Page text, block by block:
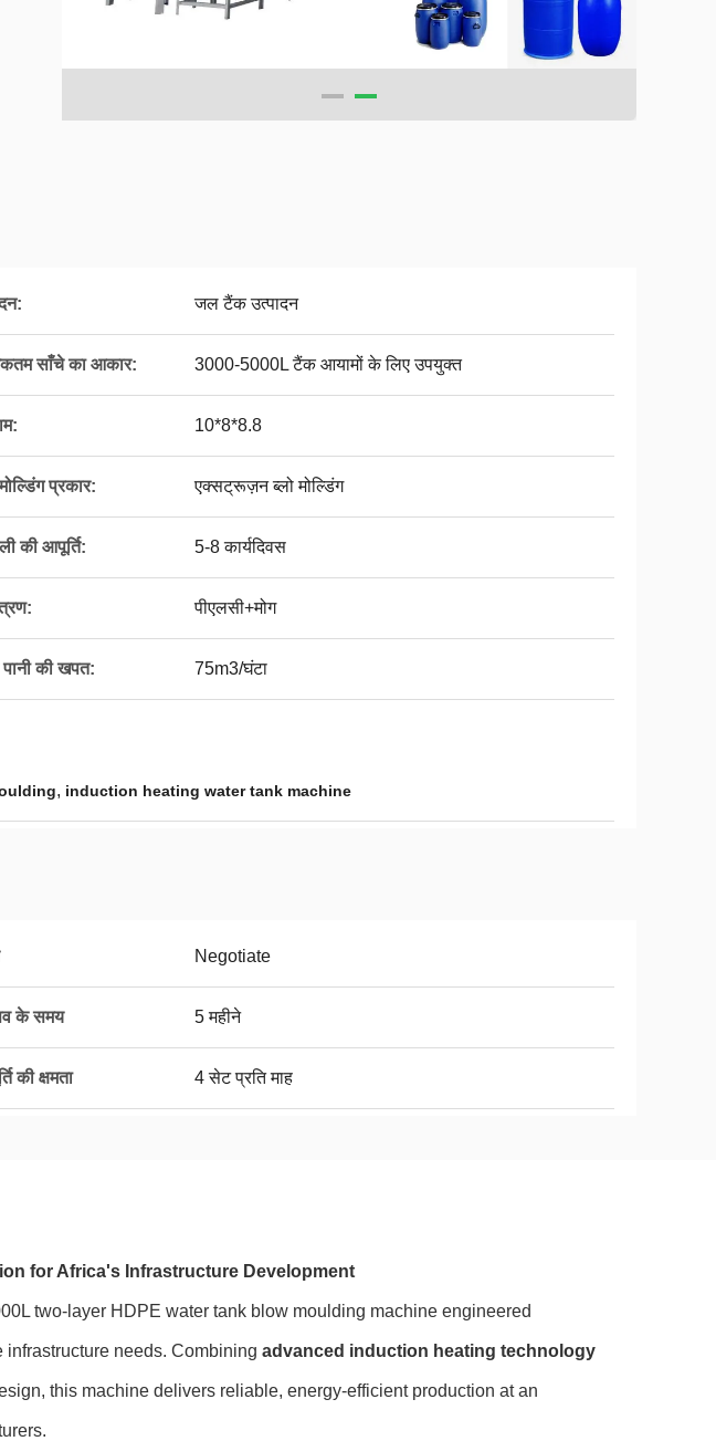
जल टैंक उत्पादन
साँचे का आकार: 3000-5000L टैंक आयामों के लिए उपयुक्त
10*8*8.8
प्रकार: एक्सट्रूज़न ब्लो मोल्डिंग
की आपूर्ति: 5-8 कार्यदिवस
पीएलसी+मोग
पानी की खपत: 75m3/घंटा
, induction heating water tank machine
Negotiate
के समय 5 महीने
की क्षमता 4 सेट प्रति माह
for Africa's Infrastructure Development
two-layer HDPE water tank blow moulding machine engineered
needs. Combining advanced induction heating technology
this machine delivers reliable, energy-efficient production at an